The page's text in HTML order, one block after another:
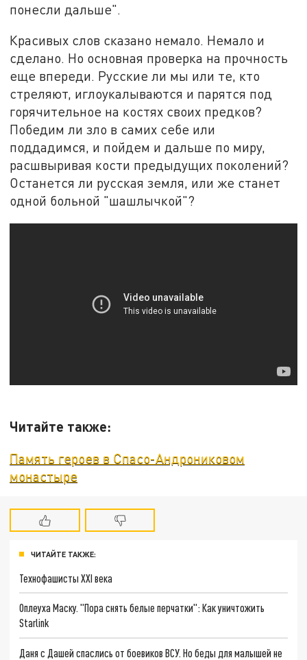
понесли дальше".
Красивых слов сказано немало. Немало и
сделано. Но основная проверка на прочность
еще впереди. Русские ли мы или те, кто
стреляют, иглоукалываются и парятся под
горячительное на костях своих предков?
Победим ли зло в самих себе или
поддадимся, и пойдем и дальше по миру,
расшвыривая кости предыдущих поколений?
Останется ли русская земля, или же станет
одной больной "шашлычкой"?
Читайте также:
Память героев в Спасо-Андрониковом
монастыре
ЧИТАЙТЕ ТАКЖЕ:
Технофашисты XXI века
Оплеуха Маску. "Пора снять белые перчатки": Как уничтожить
Starlink
Даня с Дашей спаслись от боевиков ВСУ. Но беды для малышей не